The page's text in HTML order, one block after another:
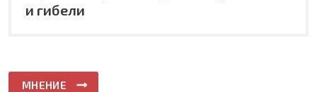
и гибели
МНЕНИЕ